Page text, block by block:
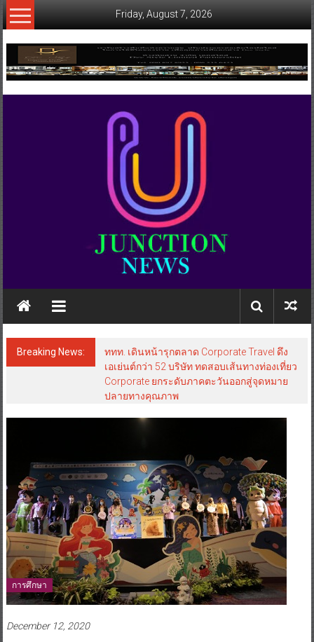
Skip
to
Friday, August 7, 2026
www.ujunctionnews.com
เว็บ
ข่าว
Breaking News:
ททท. เดินหน้ารุกตลาด Corporate Travel ดึง
เอเย่นต์กว่า 52 บริษัท ทดสอบเส้นทางท่องเที่ยว
Corporate ยกระดับภาคตะวันออกสู่จุดหมาย
ปลายทางคุณภาพ
การศึกษา
December 12, 2020